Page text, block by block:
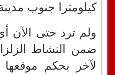
كيلومترا جنوب
ولم ترد حتى الآن
ضمن النشاط
لآخر بحكم